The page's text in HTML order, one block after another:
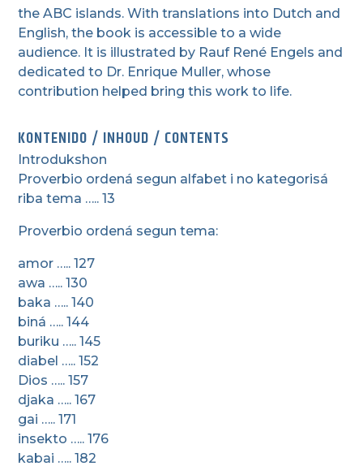
the ABC islands. With translations into Dutch and
English, the book is accessible to a wide
audience. It is illustrated by Rauf René Engels and
dedicated to Dr. Enrique Muller, whose
contribution helped bring this work to life.
KONTENIDO / INHOUD / CONTENTS
Introdukshon
Proverbio ordená segun alfabet i no kategorisá
riba tema ….. 13
Proverbio ordená segun tema:
amor ….. 127
awa ….. 130
baka ….. 140
biná ….. 144
buriku ….. 145
diabel ….. 152
Dios ….. 157
djaka ….. 167
gai ….. 171
insekto ….. 176
kabai ….. 182